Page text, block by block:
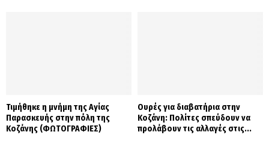
Τιμήθηκε η μνήμη της Αγίας
Παρασκευής στην πόλη της
Κοζάνης (ΦΩΤΟΓΡΑΦΙΕΣ)
Ουρές για διαβατήρια στην
Κοζάνη: Πολίτες σπεύδουν να
προλάβουν τις αλλαγές στις...